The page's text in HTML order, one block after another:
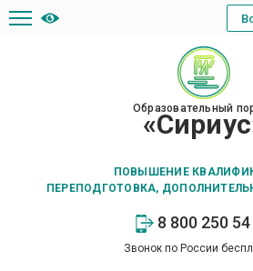
Образовательный
ПОВЫШЕНИЕ
ПЕРЕПОДГОТОВКА,
8 800 250
Звонок по России